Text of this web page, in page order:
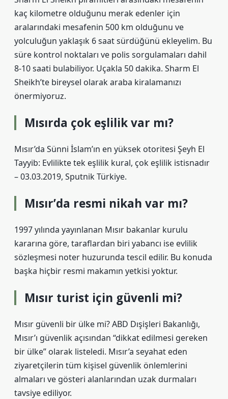
kaç kilometre olduğunu merak edenler için
aralarındaki mesafenin 500 km olduğunu ve
yolculuğun yaklaşık 6 saat sürdüğünü ekleyelim. Bu
süre kontrol noktaları ve polis sorgulamaları dahil
8-10 saati bulabiliyor. Uçakla 50 dakika. Sharm El
Sheikh’te bireysel olarak araba kiralamanızı
önermiyoruz.
Mısırda çok eşlilik var mı?
Mısır’da Sünni İslam’ın en yüksek otoritesi Şeyh El
Tayyib: Evlilikte tek eşlilik kural, çok eşlilik istisnadır
– 03.03.2019, Sputnik Türkiye.
Mısır’da resmi nikah var mı?
1997 yılında yayınlanan Mısır bakanlar kurulu
kararına göre, taraflardan biri yabancı ise evlilik
sözleşmesi noter huzurunda tescil edilir. Bu konuda
başka hiçbir resmi makamın yetkisi yoktur.
Mısır turist için güvenli mi?
Mısır güvenli bir ülke mi? ABD Dışişleri Bakanlığı,
Mısır’ı güvenlik açısından “dikkat edilmesi gereken
bir ülke” olarak listeledi. Mısır’a seyahat eden
ziyaretçilerin tüm kişisel güvenlik önlemlerini
almaları ve gösteri alanlarından uzak durmaları
tavsiye ediliyor.